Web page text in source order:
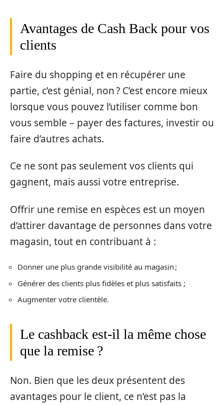
Avantages de Cash Back pour vos
clients
Faire du shopping et en récupérer une
partie, c’est génial, non ? C’est encore mieux
lorsque vous pouvez l’utiliser comme bon
vous semble – payer des factures, investir ou
faire d’autres achats.
Ce ne sont pas seulement vos clients qui
gagnent, mais aussi votre entreprise.
Offrir une remise en espèces est un moyen
d’attirer davantage de personnes dans votre
magasin, tout en contribuant à :
Donner une plus grande visibilité au magasin ;
Générer des clients plus fidèles et plus satisfaits ;
Augmenter votre clientèle.
Le cashback est-il la même chose
que la remise ?
Non. Bien que les deux présentent des
avantages pour le client, ce n’est pas la